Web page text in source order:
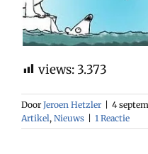
views: 3.373
Door Jeroen Hetzler 4
Artikel, Nieuws 1 Reactie